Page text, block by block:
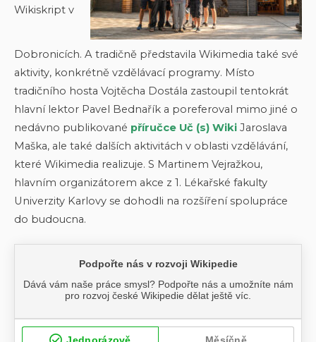
Wikiskript v
Dobronicích. A tradičně představila Wikimedia také své
aktivity, konkrétně vzdělávací programy. Místo
tradičního hosta Vojtěcha Dostála zastoupil tentokrát
hlavní lektor Pavel Bednařík a poreferoval mimo jiné o
nedávno publikované příručce Uč (s) Wiki Jaroslava
Maška, ale také dalších aktivitách v oblasti vzdělávání,
které Wikimedia realizuje. S Martinem Vejražkou,
hlavním organizátorem akce z 1. Lékařské fakulty
Univerzity Karlovy se dohodli na rozšíření spolupráce
do budoucna.